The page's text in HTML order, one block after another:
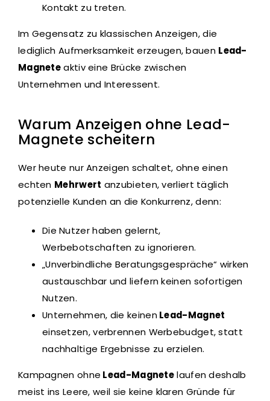
Kontakt zu treten.
Im Gegensatz zu klassischen Anzeigen, die
lediglich Aufmerksamkeit erzeugen, bauen Lead-
Magneteaktiv eine Brücke zwischen
Unternehmen und Interessent.
Warum Anzeigen ohne Lead-
Magnete scheitern
Wer heute nur Anzeigen schaltet, ohne einen
echten Mehrwert anzubieten, verliert täglich
potenzielle Kunden an die Konkurrenz, denn:
Die Nutzer haben gelernt,
Werbebotschaften zu ignorieren.
„Unverbindliche Beratungsgespräche“ wirken
austauschbar und liefern keinen sofortigen
Nutzen.
Unternehmen, die keinenLead-Magnet
einsetzen, verbrennen Werbebudget, statt
nachhaltige Ergebnisse zu erzielen.
Kampagnen ohne Lead-Magnetelaufen deshalb
meist ins Leere, weil sie keine klaren Gründe für